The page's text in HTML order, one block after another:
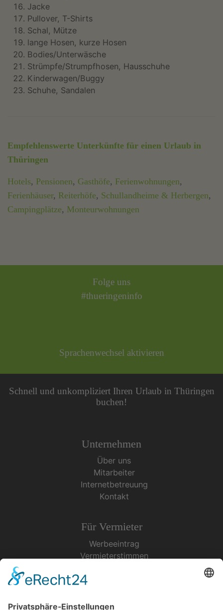
Jacke
Pullover, T-Shirts
Schal, Mütze
lange Hosen, kurze Hosen
Bodies/Unterwäsche
Strümpfe/Strumpfhosen, Hausschuhe
Kinderwagen/Buggy
Schuhe, Sandalen
Empfehlenswerte Unterkünfte für einen Urlaub in
Thüringen
Hotels, Pensionen, Gasthöfe, Ferienwohnungen,
Ferienhäuser, Reiterhöfe, Schullandheime & Herbergen,
Campingplätze, Monteurwohnungen
Folge uns
#thueringeninfo
Sprachenwechsel aktivieren
Schnell und unkompliziert Ihren Urlaub in Thüringen
buchen!
Unternehmen
Über uns
Mitarbeiter
Internetbetreuung
Kontakt
Für Vermieter
Werbeeintrag
Vermieterstimmen